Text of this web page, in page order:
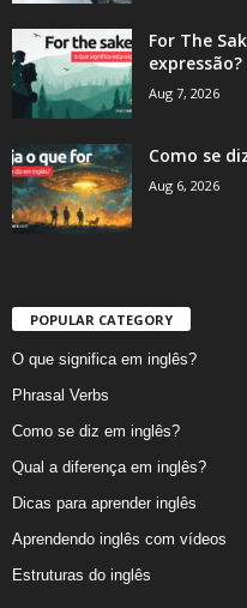
For The
expressão?
Aug 7, 2026
Como se
Aug 6, 2026
POPULAR CATEGORY
O que significa em inglês?
Phrasal Verbs
Como se diz em inglês?
Qual a diferença em inglês?
Dicas para aprender inglês
Aprendendo inglês com vídeos
Estruturas do inglês